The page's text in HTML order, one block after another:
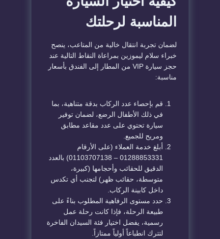
المناسبة لرحلتك
لضمان تجربة انتقال خالية من المتاعب، ينصح
خبراء سلام ليموزين بمراعاة النقاط التالية عند
حجز سيارة VIP من المطار إلى الفندق بأسعار
مناسبة:
قم بإحصاء عدد الركاب بدقة متناهية، بما
في ذلك الأطفال الرضع، لضمان توفير
سيارة تحتوي على عدد مقاعد مطابق
ومريح للجميع.
أبلغ خدمة العملاء (على الأرقام
01288853331 – 01103707138) بالعدد
الدقيق للحقائب وأحجامها (كبيرة،
متوسطة، حقائب ظهر) لتجنب أي تكدس
داخل كابينة الركاب.
حدد مستوى الرفاهية المطلوب بناءً على
طبيعة الرحلة، فإذا كانت رحلة عمل
رسمية، يفضل اختيار فئة السيدان الفاخرة
لتترك انطباعاً أولياً ممتازاً.